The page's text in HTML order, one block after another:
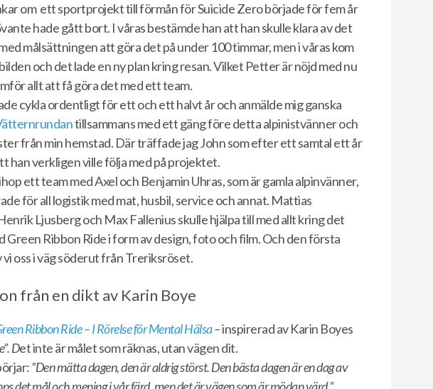
om ett sportprojekt till förmån för Suicide Zero började för fem år
hade gått bort. I våras bestämde han att han skulle klara av det
målsättningen att göra det på under 100 timmar, men i våras kom
och det lade en ny plan kring resan. Vilket Petter är nöjd med nu
allt att få göra det med ett team.
cykla ordentligt för ett och ett halvt år och anmälde mig ganska
tillsammans med ett gäng före detta alpinistvänner och
från min hemstad. Där träffade jag John som efter ett samtal ett år
han verkligen ville följa med på projektet.
ett team med Axel och Benjamin Uhras, som är gamla alpinvänner,
för all logistik med mat, husbil, service och annat. Mattias
Ljusberg och Max Fallenius skulle hjälpa till med allt kring det
Green Ribbon Ride i form av design, foto och film. Och den första
vi oss i väg söderut från Treriksröset.
från en dikt av Karin Boye
Ribbon Ride – I Rörelse för Mental Hälsa–inspirerad av Karin Boyes
Det inte är målet som räknas, utan vägen dit.
”Den mätta dagen, den är aldrig störst. Den bästa dagen är en dag av